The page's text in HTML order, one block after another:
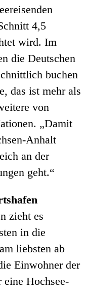
4,5
wird. Im
die Deutschen
buchen
das ist mehr als
von
„Damit
Anhalt
an der
geht.“
zieht es
in die
liebsten ab
Einwohner der
eine Hochsee-